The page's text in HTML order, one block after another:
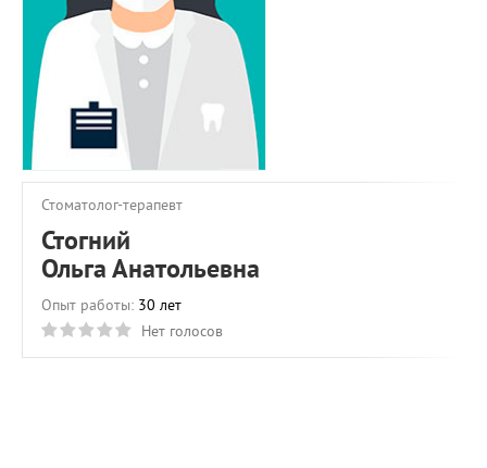
Стоматолог-терапевт
Стогний
Ольга Анатольевна
Опыт работы: 30 лет
Нет голосов